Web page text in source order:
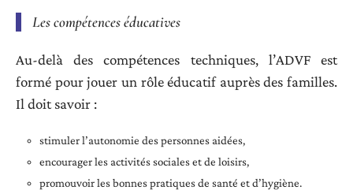
Les compétences éducatives
Au-delà des compétences techniques, l’ADVF est
formé pour jouer un rôle éducatif auprès des familles.
Il doit savoir :
stimuler l’autonomie des personnes aidées,
encourager les activités sociales et de loisirs,
promouvoir les bonnes pratiques de santé et d’hygiène.